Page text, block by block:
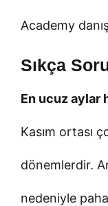
Academy
Sıkça
En ucuz aylar
Kasım ortası
dönemlerdir.
nedeniyle